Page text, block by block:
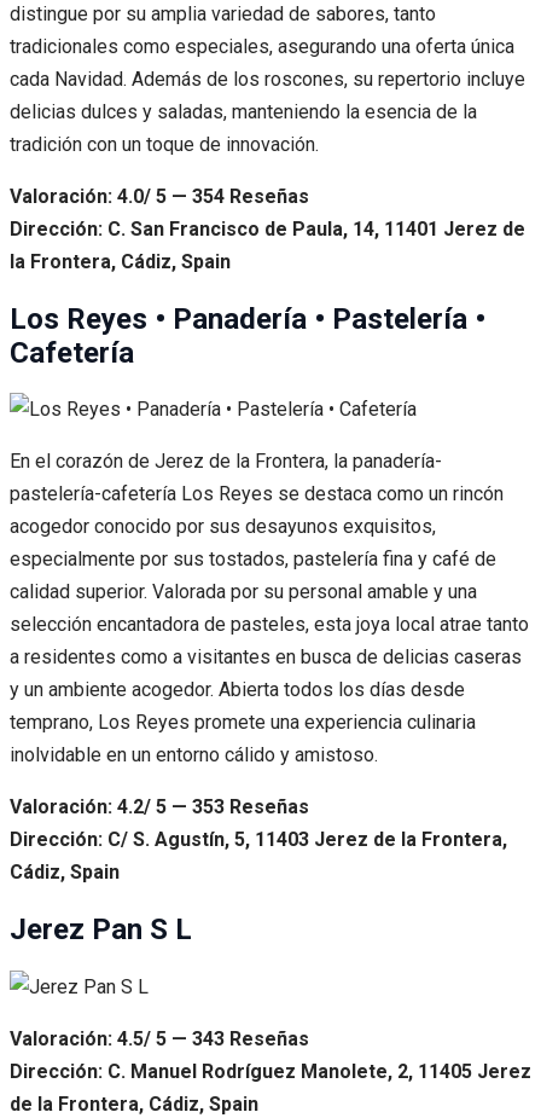
distingue por su amplia variedad de sabores, tanto
tradicionales como especiales, asegurando una oferta única
cada Navidad. Además de los roscones, su repertorio incluye
delicias dulces y saladas, manteniendo la esencia de la
tradición con un toque de innovación.
Valoración: 4.0/ 5 — 354 Reseñas
Dirección: C. San Francisco de Paula, 14, 11401 Jerez de
la Frontera, Cádiz, Spain
Los Reyes • Panadería • Pastelería •
Cafetería
En el corazón de Jerez de la Frontera, la panadería-
pastelería-cafetería Los Reyes se destaca como un rincón
acogedor conocido por sus desayunos exquisitos,
especialmente por sus tostados, pastelería fina y café de
calidad superior. Valorada por su personal amable y una
selección encantadora de pasteles, esta joya local atrae tanto
a residentes como a visitantes en busca de delicias caseras
y un ambiente acogedor. Abierta todos los días desde
temprano, Los Reyes promete una experiencia culinaria
inolvidable en un entorno cálido y amistoso.
Valoración: 4.2/ 5 — 353 Reseñas
Dirección: C/ S. Agustín, 5, 11403 Jerez de la Frontera,
Cádiz, Spain
Jerez Pan S L
Valoración: 4.5/ 5 — 343 Reseñas
Dirección: C. Manuel Rodríguez Manolete, 2, 11405 Jerez
de la Frontera, Cádiz, Spain